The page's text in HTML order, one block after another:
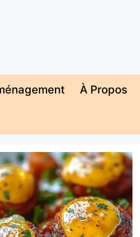
À Propos